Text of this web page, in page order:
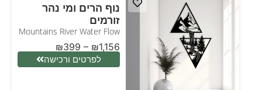
נוף הרים ומי נהר
זורמים
Mountains River Water Flow
₪399 – ₪1,156
לפרטים ורכישה